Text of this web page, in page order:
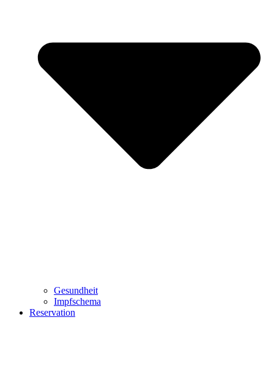
Gesundheit
Impfschema
Reservation